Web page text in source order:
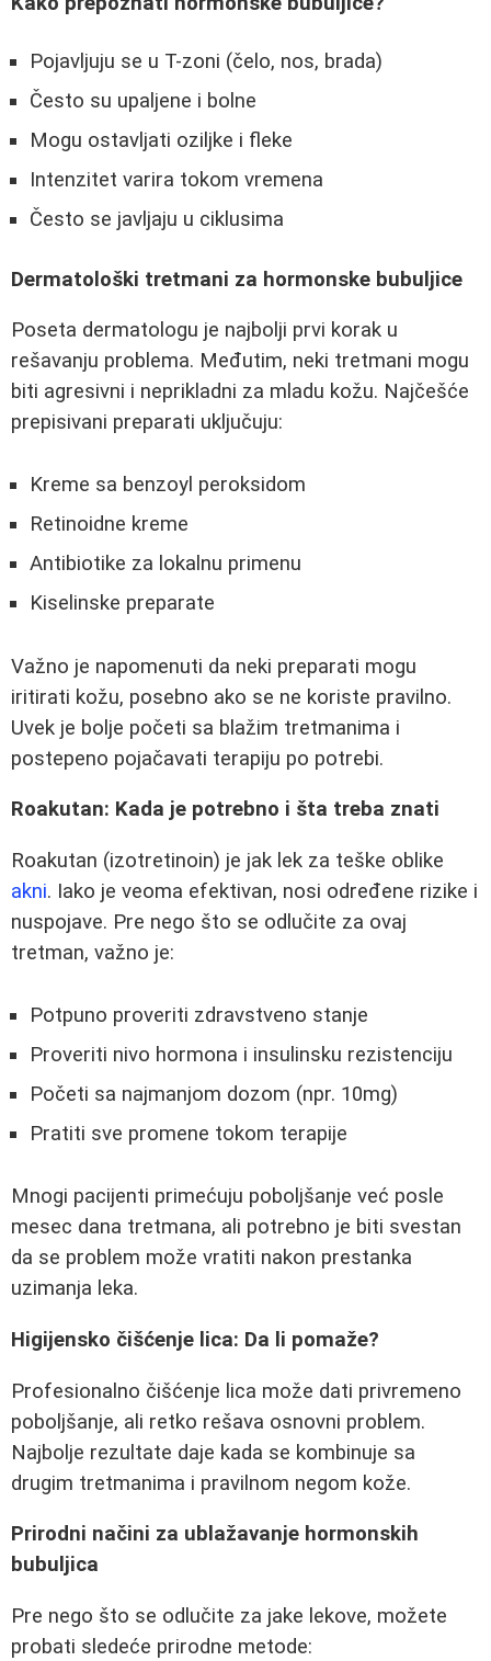
Pojavljuju se u T-zoni (čelo, nos, brada)
Često su upaljene i bolne
Mogu ostavljati oziljke i fleke
Intenzitet varira tokom vremena
Često se javljaju u ciklusima
Dermatološki tretmani za hormonske bubuljice
Poseta dermatologu je najbolji prvi korak u
rešavanju problema. Međutim, neki tretmani mogu
biti agresivni i neprikladni za mladu kožu. Najčešće
prepisivani preparati uključuju:
Kreme sa benzoyl peroksidom
Retinoidne kreme
Antibiotike za lokalnu primenu
Kiselinske preparate
Važno je napomenuti da neki preparati mogu
iritirati kožu, posebno ako se ne koriste pravilno.
Uvek je bolje početi sa blažim tretmanima i
postepeno pojačavati terapiju po potrebi.
Roakutan: Kada je potrebno i šta treba znati
Roakutan (izotretinoin) je jak lek za teške oblike
akni. Iako je veoma efektivan, nosi određene rizike i
nuspojave. Pre nego što se odlučite za ovaj
tretman, važno je:
Potpuno proveriti zdravstveno stanje
Proveriti nivo hormona i insulinsku rezistenciju
Početi sa najmanjom dozom (npr. 10mg)
Pratiti sve promene tokom terapije
Mnogi pacijenti primećuju poboljšanje već posle
mesec dana tretmana, ali potrebno je biti svestan
da se problem može vratiti nakon prestanka
uzimanja leka.
Higijensko čišćenje lica: Da li pomaže?
Profesionalno čišćenje lica može dati privremeno
poboljšanje, ali retko rešava osnovni problem.
Najbolje rezultate daje kada se kombinuje sa
drugim tretmanima i pravilnom negom kože.
Prirodni načini za ublažavanje hormonskih
bubuljica
Pre nego što se odlučite za jake lekove, možete
probati sledeće prirodne metode: